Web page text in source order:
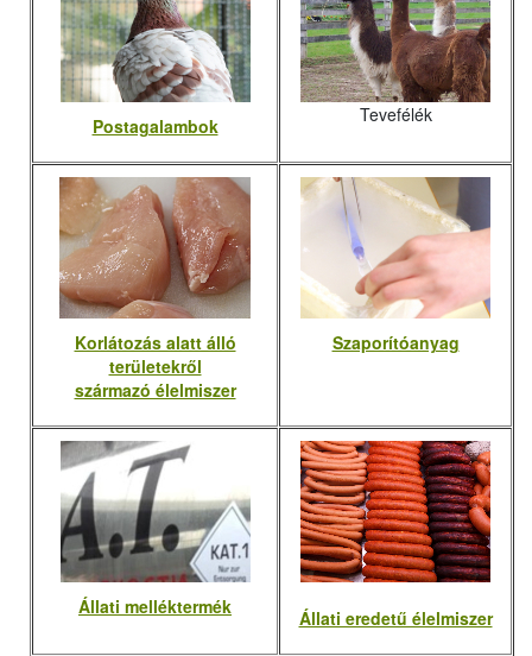
Postagalambok Tevefélék
Korlátozás alatt álló
területekről
származó élelmiszer
Szaporítóanyag
Állati melléktermék Állati eredetű élelmiszer